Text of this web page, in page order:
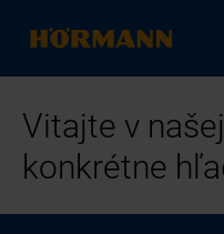
Vitajte v
konkrétne